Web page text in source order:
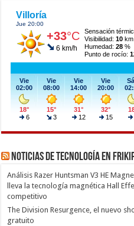
Noticias de Tecnología en
Análisis Razer Huntsman V3 HE
lleva la tecnología magnética Hall
competitivo
The Division Resurgence, el nuevo
gratuito